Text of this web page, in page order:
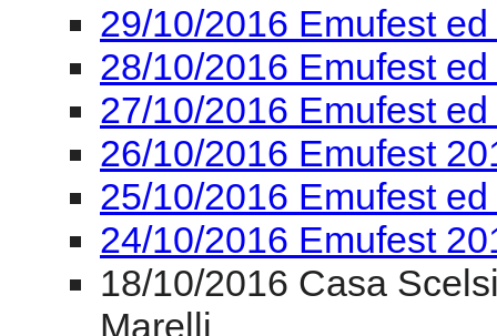
29/10/2016 Emufest
28/10/2016 Emufest
27/10/2016 Emufest
26/10/2016 Emufest
25/10/2016 Emufest
24/10/2016 Emufest
18/10/2016 Casa
Marelli